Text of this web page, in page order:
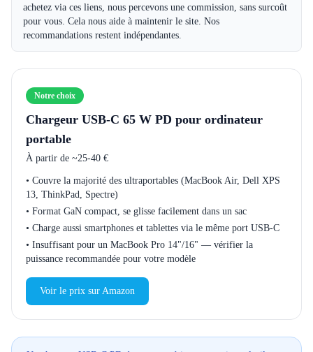
achetez via ces liens, nous percevons une commission, sans surcoût
pour vous. Cela nous aide à maintenir le site. Nos
recommandations restent indépendantes.
Notre choix
Chargeur USB-C 65 W PD pour ordinateur
portable
À partir de ~25-40 €
• Couvre la majorité des ultraportables (MacBook Air, Dell XPS
13, ThinkPad, Spectre)
• Format GaN compact, se glisse facilement dans un sac
• Charge aussi smartphones et tablettes via le même port USB-C
• Insuffisant pour un MacBook Pro 14"/16" — vérifier la
puissance recommandée pour votre modèle
Voir le prix sur Amazon